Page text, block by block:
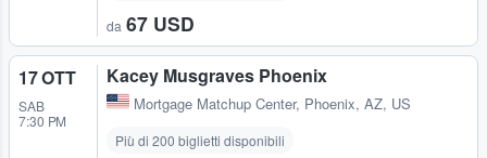
da 67 USD
17 OTT
SAB
7:30 PM
Kacey Musgraves Phoenix
Mortgage Matchup Center, Phoenix, AZ, US
Più di 200 biglietti disponibili